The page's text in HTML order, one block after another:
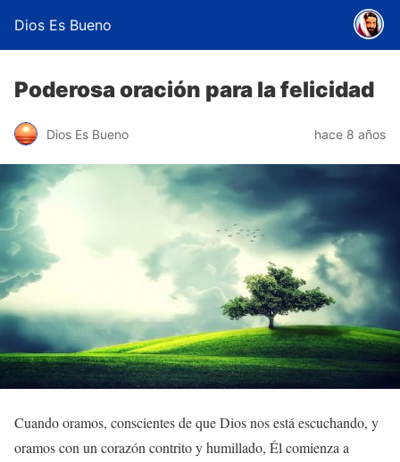
Dios Es Bueno
Poderosa oración para la felicidad
Dios Es Bueno hace 8 años
Cuando oramos, conscientes de que Dios nos está escuchando, y
oramos con un corazón contrito y humillado, Él comienza a